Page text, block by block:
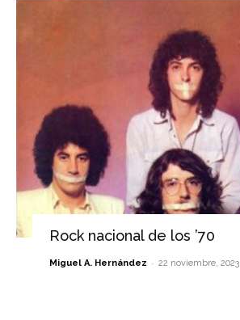
Rock nacional de los ’70
Miguel A. Hernández - 22 noviembre, 2023